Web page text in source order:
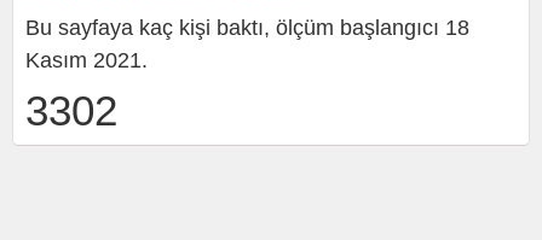
Bu sayfaya kaç kişi baktı, ölçüm başlangıcı 18
Kasım 2021.
3302